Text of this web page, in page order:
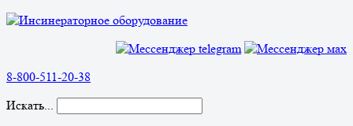
8-800-511-20-38
Искать...